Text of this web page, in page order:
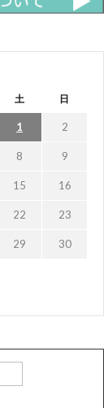
土 日
1 2
8 9
15 16
22 23
29 30